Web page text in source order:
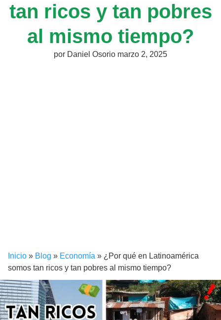
tan ricos y tan pobres
al mismo tiempo?
por Daniel Osorio marzo 2, 2025
Inicio » Blog » Economía » ¿Por qué en Latinoamérica
somos tan ricos y tan pobres al mismo tiempo?